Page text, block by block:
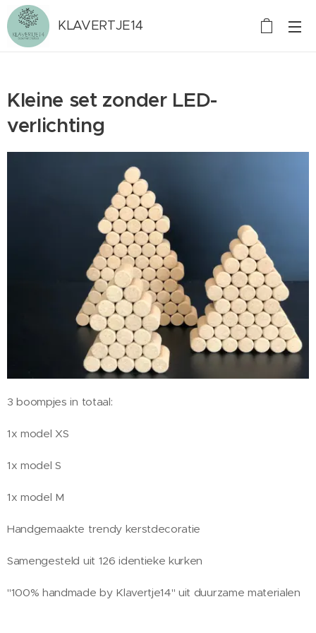
KLAVERTJE14
Kleine set zonder LED-
verlichting
3 boompjes in totaal:
1x model XS
1x model S
1x model M
Handgemaakte trendy kerstdecoratie
Samengesteld uit 126 identieke kurken
"100% handmade by Klavertje14" uit duurzame materialen